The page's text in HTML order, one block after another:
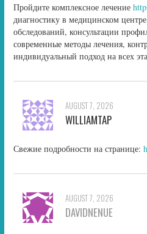
Пройдите комплексное лечение
диагностику в медицинском
обследований, консультации
современные методы лечения,
индивидуальный подход на всех
AUGUST 7, 2026
WILLIAMTAP
Свежие подробности на странице:
AUGUST 7, 2026
DAVIDNENUE